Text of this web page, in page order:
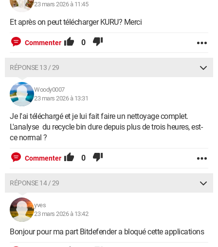
23 mars 2026 à 11:45
Et après on peut télécharger KURU? Merci
Commenter 0
RÉPONSE 13 / 29
Woody0007
23 mars 2026 à 13:31
Je l'ai téléchargé et je lui fait faire un nettoyage complet.
L'analyse du recycle bin dure depuis plus de trois heures, est-
ce normal ?
Commenter 0
RÉPONSE 14 / 29
yves
23 mars 2026 à 13:42
Bonjour pour ma part Bitdefender a bloqué cette applications